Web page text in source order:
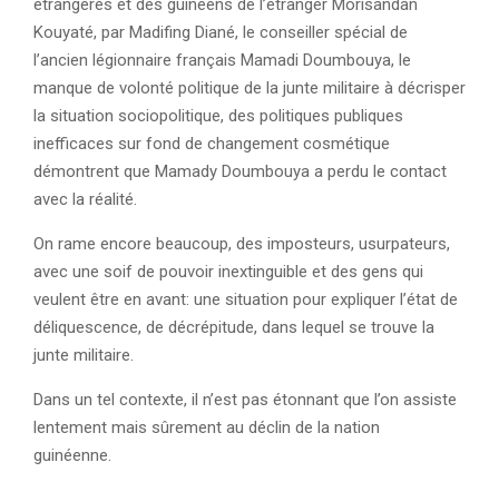
étrangères et des guinéens de l’étranger Morisandan
Kouyaté, par Madifing Diané, le conseiller spécial de
l’ancien légionnaire français Mamadi Doumbouya, le
manque de volonté politique de la junte militaire à décrisper
la situation sociopolitique, des politiques publiques
inefficaces sur fond de changement cosmétique
démontrent que Mamady Doumbouya a perdu le contact
avec la réalité.
On rame encore beaucoup, des imposteurs, usurpateurs,
avec une soif de pouvoir inextinguible et des gens qui
veulent être en avant: une situation pour expliquer l’état de
déliquescence, de décrépitude, dans lequel se trouve la
junte militaire.
Dans un tel contexte, il n’est pas étonnant que l’on assiste
lentement mais sûrement au déclin de la nation
guinéenne.